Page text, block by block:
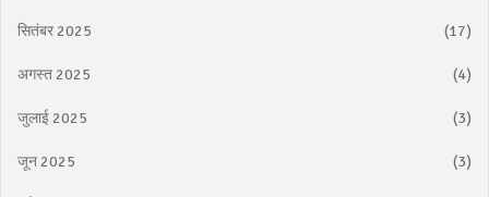
सितंबर 2025 (17)
अगस्त 2025 (4)
जुलाई 2025 (3)
जून 2025 (3)